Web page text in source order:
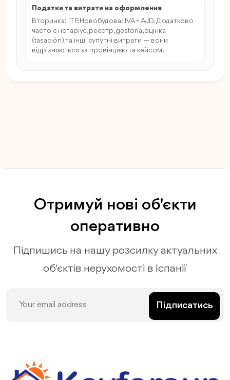
Податки та витрати на оформлення
Вторинка: ITP. Новобудова: IVA + AJD. Додатково
часто є нотаріус, реєстр, gestoría, оцінка
(tasación) та інші супутні витрати — вони
відрізняються за провінцією та кейсом.
Отримуй нові об'єкти
оперативно
Підпишись на нашу розсилку актуальних
об'єктів нерухомості в Іспанії
Підписатись